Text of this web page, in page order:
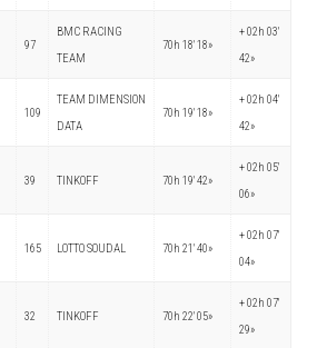
97
BMC RACING
TEAM
70h 18′ 18»
+ 02h 03′
42»
109
TEAM DIMENSION
DATA
70h 19′ 18»
+ 02h 04′
42»
39 TINKOFF 70h 19′ 42»
+ 02h 05′
06»
165 LOTTO SOUDAL 70h 21′ 40»
+ 02h 07′
04»
32 TINKOFF 70h 22′ 05»
+ 02h 07′
29»